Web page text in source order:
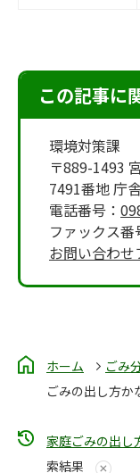
この記事に
環境対策課
〒889-1493
7491番地 庁
電話番号：
ファックス番
お問い合わせ
ホーム ごみ
ごみの出し方か
家庭ごみの出し
索結果